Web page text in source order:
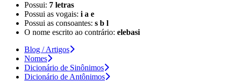
Possui: 7 letras
Possui as vogais: i a e
Possui as consoantes: s b l
O nome escrito ao contrário: elebasi
Blog / Artigos
Nomes
Dicionário de Sinônimos
Dicionário de Antônimos